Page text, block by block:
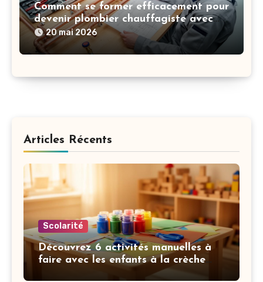
Comment se former efficacement pour
devenir plombier chauffagiste avec
des cours intensifs
20 mai 2026
Articles Récents
Scolarité
Découvrez 6 activités manuelles à
faire avec les enfants à la crèche
pour développer leur motricité fine